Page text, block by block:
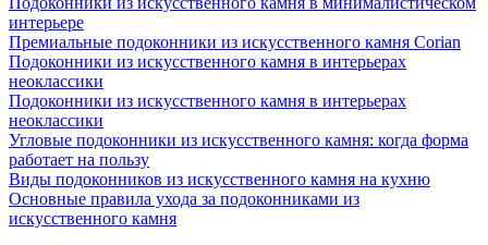
интерьере
Премиальные подоконники из искусственного камня Corian
Подоконники из искусственного камня в интерьерах
неоклассики
Подоконники из искусственного камня в интерьерах
неоклассики
Угловые подоконники из искусственного камня: когда форма
работает на пользу
Виды подоконников из искусственного камня на кухню
Основные правила ухода за подоконниками из
искусственного камня